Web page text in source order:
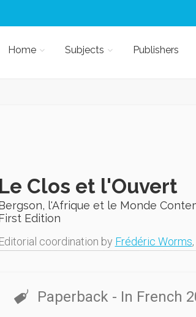
Home Subjects Publishers
Le Clos et l'Ouvert
l'Afrique et le Monde
Edition
Editorial coordination by Frédéric Worms,
Paperback - In French